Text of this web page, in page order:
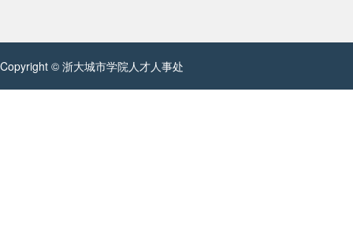
Copyright © 浙大城市学院人才人事处